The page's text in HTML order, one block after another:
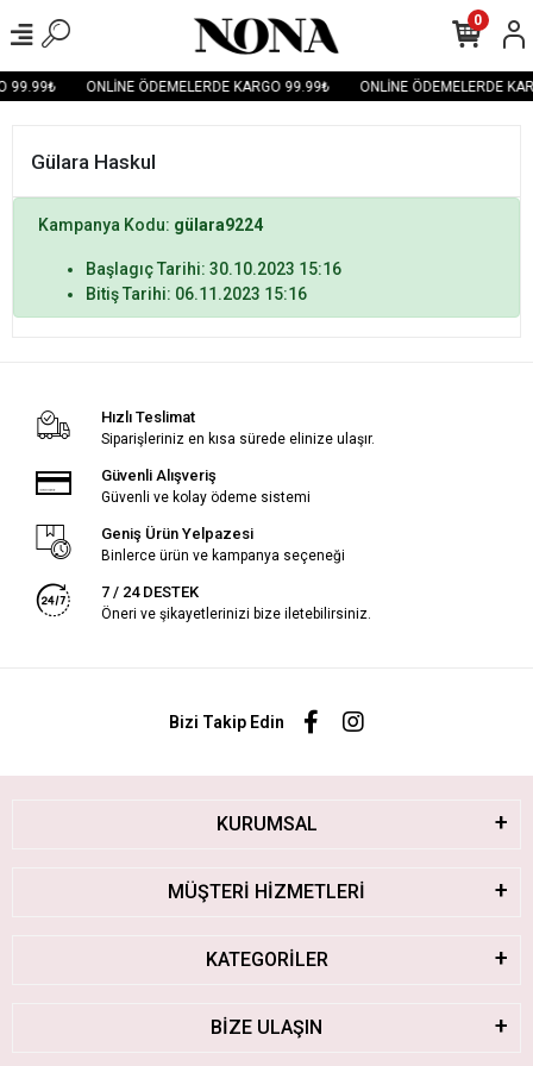
99.99₺ ONLİNE ÖDEMELERDE KARGO 99.99₺ ONLİNE ÖDEMELERDE
0
Gülara Haskul
Kampanya Kodu: gülara9224
Başlagıç Tarihi: 30.10.2023 15:16
Bitiş Tarihi: 06.11.2023 15:16
Hızlı Teslimat
Siparişleriniz en kısa sürede elinize ulaşır.
Güvenli Alışveriş
Güvenli ve kolay ödeme sistemi
Geniş Ürün Yelpazesi
Binlerce ürün ve kampanya seçeneği
7 / 24 DESTEK
Öneri ve şikayetlerinizi bize iletebilirsiniz.
Bizi Takip Edin
KURUMSAL
MÜŞTERİ HİZMETLERİ
KATEGORİLER
BİZE ULAŞIN